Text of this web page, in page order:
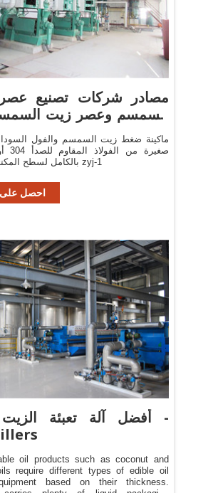
مصادر شركات تصنيع
السمسم وعصر زيت
ماكينة ضغط زيت السمسم والفول
بالكامل لسطح المكتب رخيصة zyj-1
احصل على
أفضل آلة تعبئة الزيت
oil products such as coconut and
require different types of edible oil
based on their thickness.